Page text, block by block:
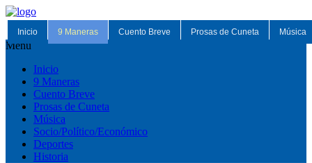
Inicio 9 Maneras Cuento Breve Prosas de Cuneta Música
Menu
Inicio
9 Maneras
Cuento Breve
Prosas de Cuneta
Música
Socio/Político/Económico
Deportes
Historia